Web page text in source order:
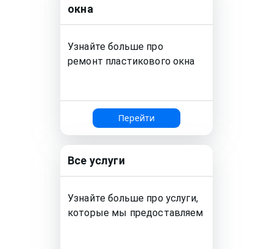
окна
Узнайте больше про
ремонт пластикового окна
Перейти
Все услуги
Узнайте больше про услуги,
которые мы предоставляем